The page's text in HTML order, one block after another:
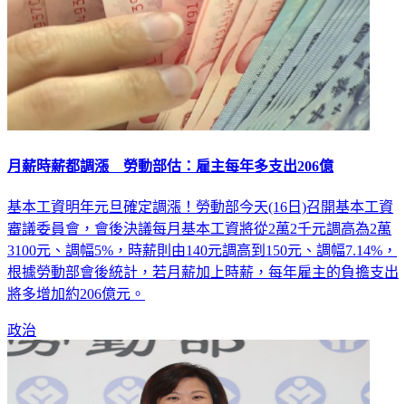
月薪時薪都調漲 勞動部估：雇主每年多支出206億
基本工資明年元旦確定調漲！勞動部今天(16日)召開基本工資
審議委員會，會後決議每月基本工資將從2萬2千元調高為2萬
3100元、調幅5%，時薪則由140元調高到150元、調幅7.14%，
根據勞動部會後統計，若月薪加上時薪，每年雇主的負擔支出
將多增加約206億元。
政治